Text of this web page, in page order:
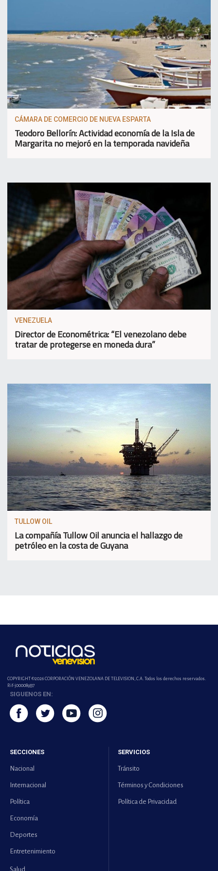
CÁMARA DE COMERCIO DE NUEVA ESPARTA
Teodoro Bellorín: Actividad economía de la Isla de
Margarita no mejoró en la temporada navideña
VENEZUELA
Director de Econométrica: “El venezolano debe
tratar de protegerse en moneda dura”
TULLOW OIL
La compañía Tullow Oil anuncia el hallazgo de
petróleo en la costa de Guyana
COPYRIGHT ©2026 CORPORACIÓN VENEZOLANA DE TELEVISION, C.A. Todos los derechos reservados.
Rif-j000089337
SIGUENOS EN:
SECCIONES
Nacional
Internacional
Política
Economía
Deportes
Entretenimiento
Salud
SERVICIOS
Tránsito
Términos y Condiciones
Política de Privacidad